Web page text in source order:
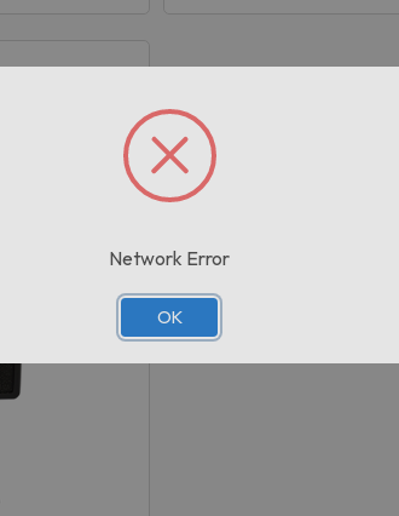
Network Error
OK